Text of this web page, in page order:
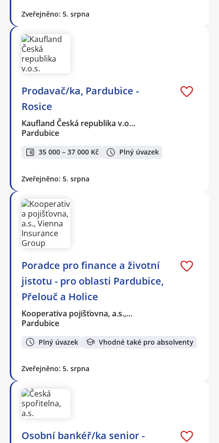
Zveřejněno: 5. srpna
Prodavač/ka, Pardubice -
Rosice
Kaufland Česká republika v.o…
Pardubice
35 000 – 37 000 Kč Plný úvazek
Zveřejněno: 5. srpna
Poradce pro finance a životní
jistotu - pro oblasti Pardubice,
Přelouč a Holice
Kooperativa pojišťovna, a.s.,…
Pardubice
Plný úvazek Vhodné také pro absolventy
Zveřejněno: 5. srpna
Osobní bankéř/ka senior -